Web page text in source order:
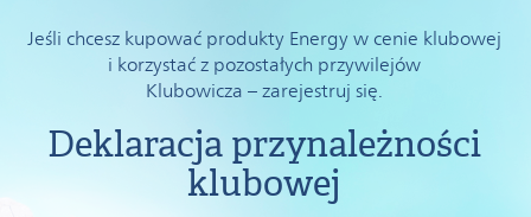
Jeśli chcesz kupować produkty Energy w cenie klubowej
i korzystać z pozostałych przywilejów
Klubowicza – zarejestruj się.
Deklaracja przynależności
klubowej